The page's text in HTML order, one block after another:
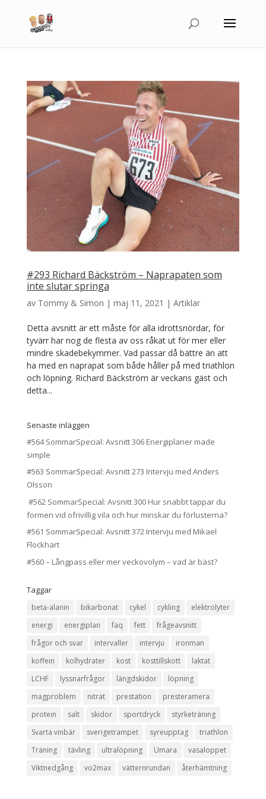
#293 Richard Bäckström – Naprapaten som
inte slutar springa
av Tommy & Simon | maj 11, 2021 | Artiklar
Detta avsnitt är ett måste för alla idrottsnördar, för
tyvärr har nog de flesta av oss råkat ut för mer eller
mindre skadebekymmer. Vad passar då bättre än att
ha med en naprapat som både håller på med triathlon
och löpning. Richard Bäckström är veckans gäst och
detta...
Senaste inläggen
#564 SommarSpecial: Avsnitt 306 Energiplaner made
simple
#563 SommarSpecial: Avsnitt 273 Intervju med Anders
Olsson
#562 SommarSpecial: Avsnitt 300 Hur snabbt tappar du
formen vid ofrivillig vila och hur minskar du förlusterna?
#561 SommarSpecial: Avsnitt 372 Intervju med Mikael
Flockhart
#560 – Långpass eller mer veckovolym – vad är bäst?
Taggar
beta-alanin bikarbonat cykel cykling
elektrolyter
energi
energiplan faq fett
frågeavsnitt
frågor och svar
intervaller intervju
ironman
koffein
kolhydrater kost kosttillskott
laktat
LCHF
lyssnarfrågor längdskidor
löpning
magproblem
nitrat prestation
presteramera
protein
salt skidor sportdryck
styrketräning
Svarta vinbär
sverigetrampet syreupptag
triathlon
Träning
tävling ultralöpning Umara
vasaloppet
Viktnedgång
vo2max vätternrundan återhämtning